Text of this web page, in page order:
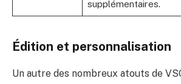
supplémentaires.
Édition et personnalisation
Un autre des nombreux atouts de